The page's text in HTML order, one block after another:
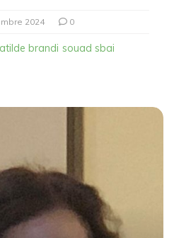
2024 0
brandi souad sbai